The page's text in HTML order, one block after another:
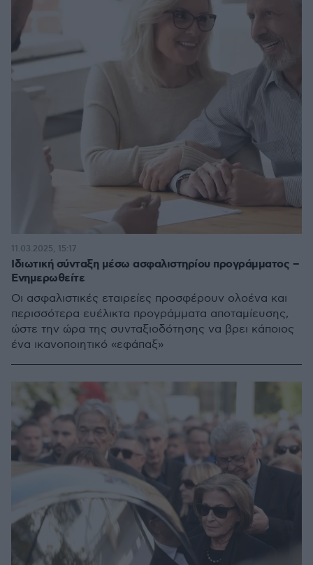
Ιδιωτική σύνταξη μέσω ασφαλιστηρίου προγράμματος –
Ενημερωθείτε
Οι ασφαλιστικές εταιρείες προσφέρουν ολοένα και
περισσότερα ευέλικτα προγράμματα αποταμίευσης,
ώστε την ώρα της συνταξιοδότησης να βρει κάποιος
ένα ικανοποιητικό «εφάπαξ»
11.03.2025, 15:17